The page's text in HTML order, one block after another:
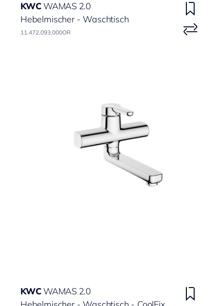
KWCWAMAS 2.0
Hebelmischer - Waschtisch
11.472.093.000OR
KWCWAMAS 2.0